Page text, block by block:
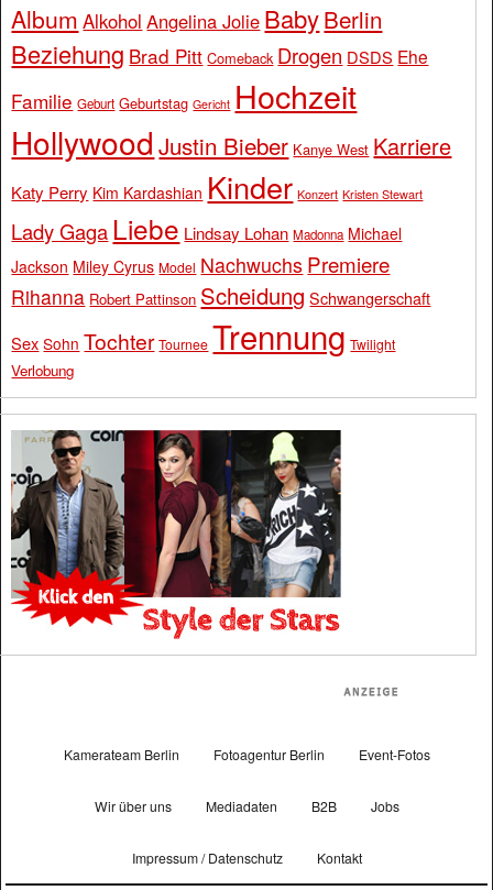
Album Alkohol Angelina Jolie BabyBerlin
Beziehung Brad Pitt Comeback Drogen DSDS Ehe
Familie Geburt Geburtstag Gericht Hochzeit
Hollywood Justin Bieber Kanye West Karriere
Katy Perry Kim Kardashian Kinder Konzert Kristen Stewart
Lady Gaga Liebe Lindsay Lohan Madonna Michael
Jackson Miley Cyrus Model Nachwuchs Premiere
Rihanna Robert Pattinson Scheidung Schwangerschaft
Sex Sohn Tochter Tournee Trennung Twilight
Verlobung
Kamerateam Berlin Fotoagentur Berlin Event-Fotos
Wir über uns Mediadaten B2B Jobs
Impressum / Datenschutz Kontakt